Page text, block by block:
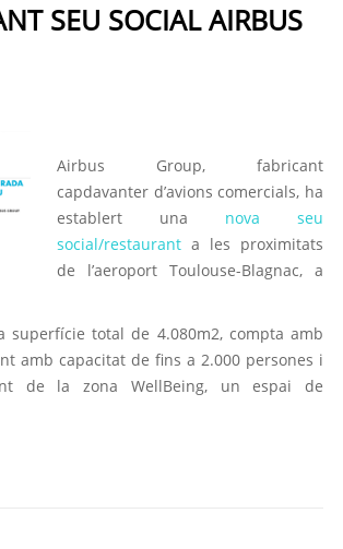
SEU SOCIAL AIRBUS
Airbus Group, fabricant
capdavanter d’avions comercials, ha
establert una nova seu
social/restauranta les proximitats
de l’aeroport Toulouse-Blagnac, a
superfície total de 4.080m2, compta amb
amb capacitat de fins a 2.000 persones i
de la zona WellBeing, un espai de